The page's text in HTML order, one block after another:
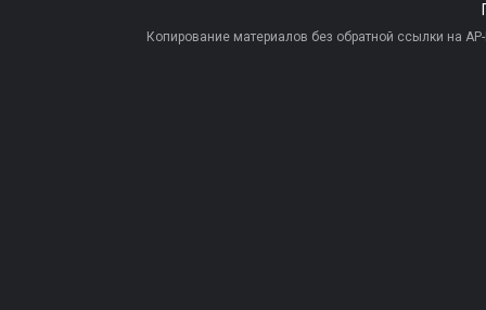
Копирование материалов без обратной ссылки на